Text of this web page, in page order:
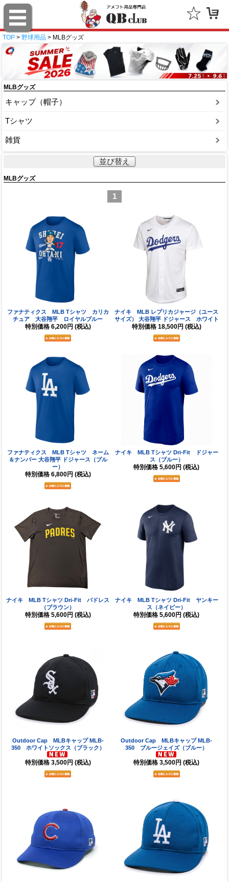
TOP > 野球用品 > MLBグッズ
MLBグッズ
キャップ（帽子）
Tシャツ
雑貨
並び替え
MLBグッズ
1
ファナティクス MLB Tシャツ カリカ
チュア 大谷翔平 ロイヤルブルー
特別価格 6,200円 (税込)
ナイキ MLB レプリカジャージ（ユース
サイズ） 大谷翔平 ドジャース ホワイト
特別価格 18,500円 (税込)
ファナティクス MLB Tシャツ ネーム
＆ナンバー 大谷翔平 ドジャース（ブル
ー）
特別価格 6,800円 (税込)
ナイキ MLB Tシャツ Dri-Fit ドジャー
ス（ブルー）
特別価格 5,600円 (税込)
ナイキ MLB Tシャツ Dri-Fit パドレス
（ブラウン）
特別価格 5,600円 (税込)
ナイキ MLB Tシャツ Dri-Fit ヤンキー
ス（ネイビー）
特別価格 5,600円 (税込)
Outdoor Cap MLBキャップ MLB-
350 ホワイトソックス（ブラック）
特別価格 3,500円 (税込)
Outdoor Cap MLBキャップ MLB-
350 ブルージェイズ（ブルー）
特別価格 3,500円 (税込)